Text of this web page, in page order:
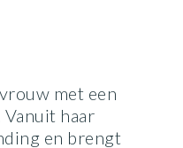
met een
haar
en brengt